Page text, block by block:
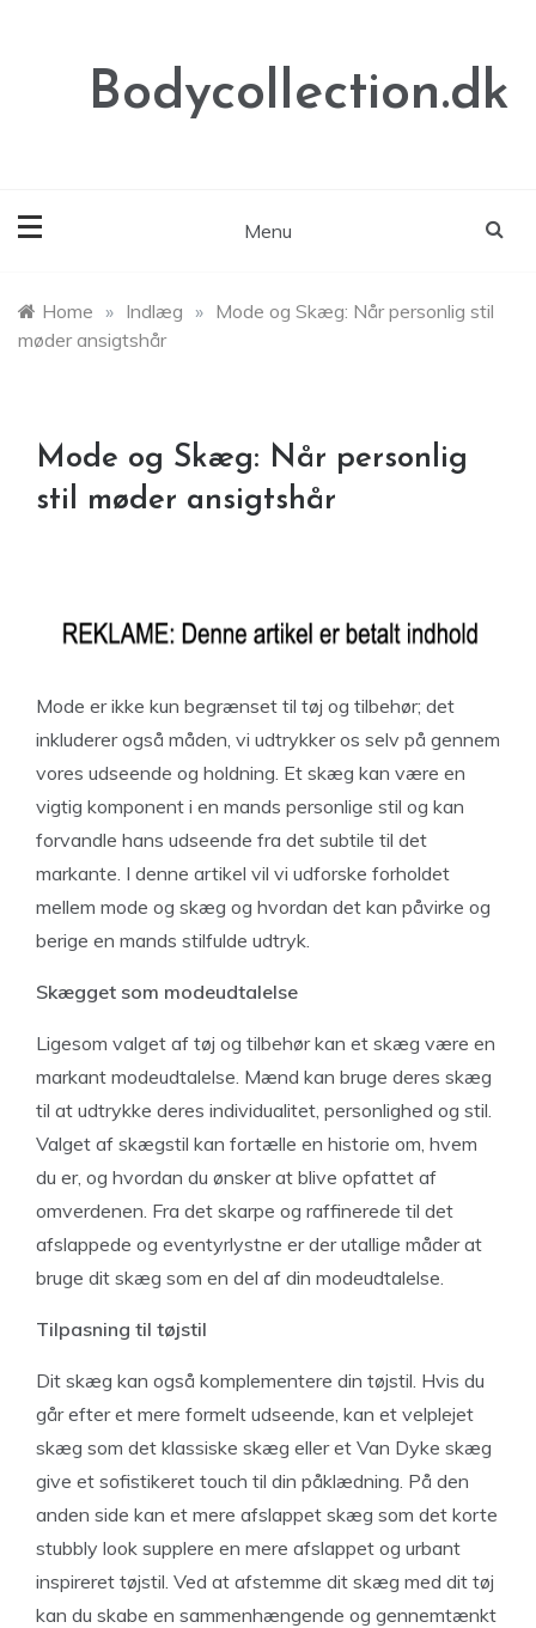
Bodycollection.dk
Menu
Home » Indlæg » Mode og Skæg: Når personlig stil
møder ansigtshår
Mode og Skæg: Når personlig
stil møder ansigtshår
Mode er ikke kun begrænset til tøj og tilbehør; det
inkluderer også måden, vi udtrykker os selv på gennem
vores udseende og holdning. Et skæg kan være en
vigtig komponent i en mands personlige stil og kan
forvandle hans udseende fra det subtile til det
markante. I denne artikel vil vi udforske forholdet
mellem mode og skæg og hvordan det kan påvirke og
berige en mands stilfulde udtryk.
Skægget som modeudtalelse
Ligesom valget af tøj og tilbehør kan et skæg være en
markant modeudtalelse. Mænd kan bruge deres skæg
til at udtrykke deres individualitet, personlighed og stil.
Valget af skægstil kan fortælle en historie om, hvem
du er, og hvordan du ønsker at blive opfattet af
omverdenen. Fra det skarpe og raffinerede til det
afslappede og eventyrlystne er der utallige måder at
bruge dit skæg som en del af din modeudtalelse.
Tilpasning til tøjstil
Dit skæg kan også komplementere din tøjstil. Hvis du
går efter et mere formelt udseende, kan et velplejet
skæg som det klassiske skæg eller et Van Dyke skæg
give et sofistikeret touch til din påklædning. På den
anden side kan et mere afslappet skæg som det korte
stubbly look supplere en mere afslappet og urbant
inspireret tøjstil. Ved at afstemme dit skæg med dit tøj
kan du skabe en sammenhængende og gennemtænkt